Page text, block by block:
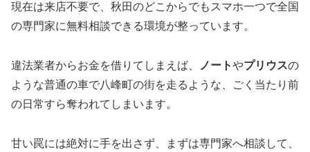
現在は来店不要で、秋田のどこからでもスマホ一つで全国
の専門家に無料相談できる環境が整っています。
違法業者からお金を借りてしまえば、 ノートやプリウスの
ような普通の車で八峰町の街を走るような、ごく当たり前
の日常すら奪われてしまいます。
甘い罠には絶対に手を出さず、まずは専門家へ相談して、